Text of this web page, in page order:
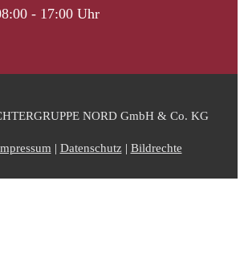
- 17:00 Uhr
NORD GmbH & Co. KG
| Datenschutz| Bildrechte